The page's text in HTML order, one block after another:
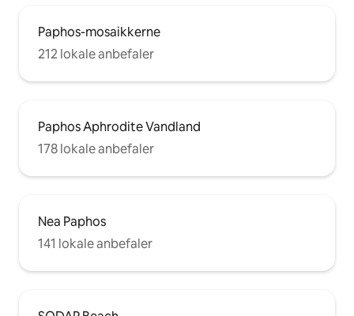
Paphos-mosaikkerne
212 lokale anbefaler
Paphos Aphrodite Vandland
178 lokale anbefaler
Nea Paphos
141 lokale anbefaler